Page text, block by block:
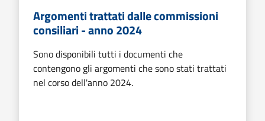
Argomenti trattati dalle commissioni
consiliari - anno 2024
Sono disponibili tutti i documenti che
contengono gli argomenti che sono stati trattati
nel corso dell'anno 2024.